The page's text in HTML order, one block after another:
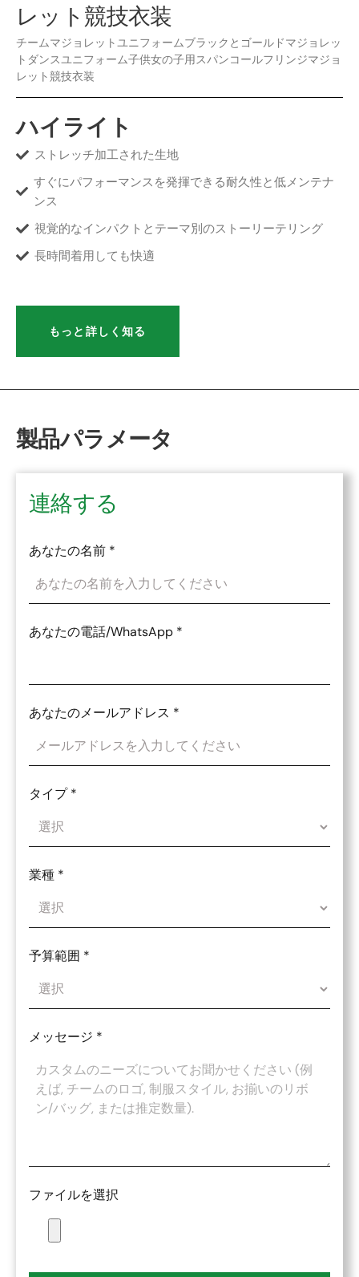
レット競技衣装
チームマジョレットユニフォームブラックとゴールドマジョレッ
トダンスユニフォーム子供女の子用スパンコールフリンジマジョ
レット競技衣装
ハイライト
ストレッチ加工された生地
すぐにパフォーマンスを発揮できる耐久性と低メンテナ
ンス
視覚的なインパクトとテーマ別のストーリーテリング
長時間着用しても快適
もっと詳しく知る
製品パラメータ
連絡する
あなたの名前 *
あなたの電話/WhatsApp *
あなたのメールアドレス *
タイプ *
業種 *
予算範囲 *
メッセージ *
ファイルを選択